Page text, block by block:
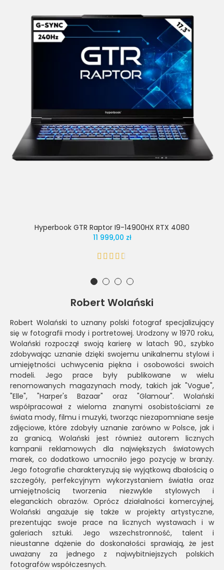
Hyperbook GTR Raptor I9-14900HX RTX 4080
11 999,00 zł
Robert Wolański
Robert Wolański to uznany polski fotograf specjalizujący
się w fotografii mody i portretowej. Urodzony w 1970 roku,
Wolański rozpoczął swoją karierę w latach 90., szybko
zdobywając uznanie dzięki swojemu unikalnemu stylowi i
umiejętności uchwycenia piękna i osobowości swoich
modeli. Jego prace były publikowane w wielu
renomowanych magazynach mody, takich jak "Vogue",
"Elle", "Harper's Bazaar" oraz "Glamour". Wolański
współpracował z wieloma znanymi osobistościami ze
świata mody, filmu i muzyki, tworząc niezapomniane sesje
zdjęciowe, które zdobyły uznanie zarówno w Polsce, jak i
za granicą. Wolański jest również autorem licznych
kampanii reklamowych dla największych światowych
marek, co dodatkowo umocniło jego pozycję w branży.
Jego fotografie charakteryzują się wyjątkową dbałością o
szczegóły, perfekcyjnym wykorzystaniem światła oraz
umiejętnością tworzenia niezwykle stylowych i
eleganckich obrazów. Oprócz działalności komercyjnej,
Wolański angażuje się także w projekty artystyczne,
prezentując swoje prace na licznych wystawach i w
galeriach sztuki. Jego wszechstronność, talent i
nieustanne dążenie do doskonałości sprawiają, że jest
uważany za jednego z najwybitniejszych polskich
fotografów współczesnych.